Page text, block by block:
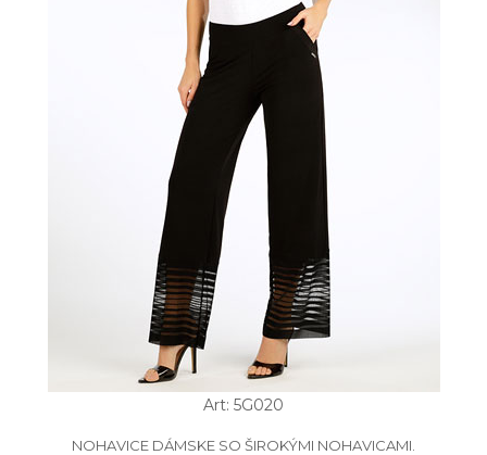
Art: 5G020
NOHAVICE DÁMSKE SO ŠIROKÝMI NOHAVICAMI.